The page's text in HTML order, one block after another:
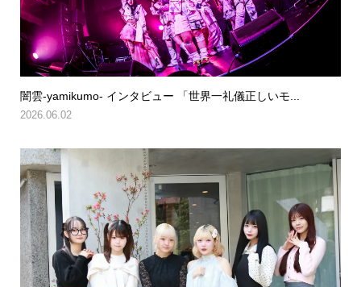
闇雲-yamikumo- インタビュー 「世界一礼儀正しいモ...
2026.06.02